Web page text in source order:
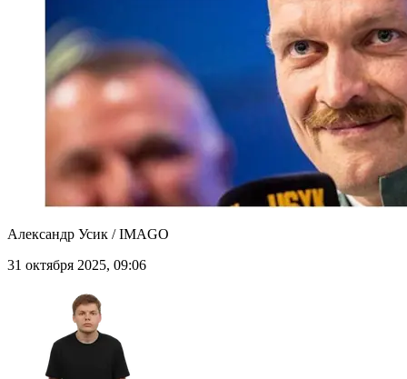
Александр Усик / IMAGO
31 октября 2025, 09:06